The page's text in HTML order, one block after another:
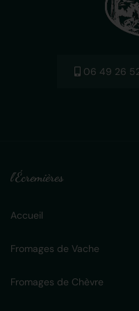
06 49 26
l'Écremières
Accueil
Fromages de Vache
Fromages de Chèvre